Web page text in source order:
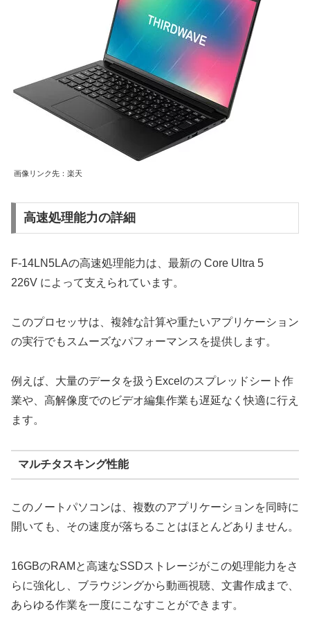
画像リンク先：楽天
高速処理能力の詳細
F-14LN5LAの高速処理能力は、最新の Core Ultra 5
226V によって支えられています。
このプロセッサは、複雑な計算や重たいアプリケーション
の実行でもスムーズなパフォーマンスを提供します。
例えば、大量のデータを扱うExcelのスプレッドシート作
業や、高解像度でのビデオ編集作業も遅延なく快適に行え
ます。
マルチタスキング性能
このノートパソコンは、複数のアプリケーションを同時に
開いても、その速度が落ちることはほとんどありません。
16GBのRAMと高速なSSDストレージがこの処理能力をさ
らに強化し、ブラウジングから動画視聴、文書作成まで、
あらゆる作業を一度にこなすことができます。